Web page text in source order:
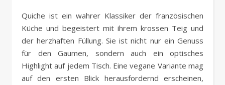
Quiche ist ein wahrer Klassiker der französischen
Küche und begeistert mit ihrem krossen Teig und
der herzhaften Füllung. Sie ist nicht nur ein Genuss
für den Gaumen, sondern auch ein optisches
Highlight auf jedem Tisch. Eine vegane Variante mag
auf den ersten Blick herausfordernd erscheinen,